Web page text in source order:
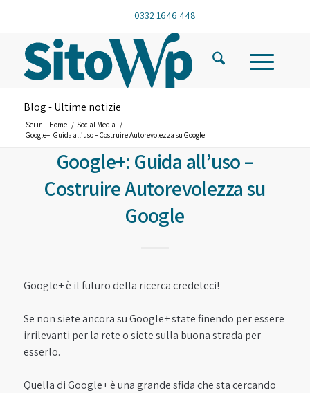
0332 1646 448
Blog - Ultime notizie
Sei in: Home / Social Media /
Google+: Guida all’uso – Costruire Autorevolezza su Google
Google+: Guida all’uso –
Costruire Autorevolezza su
Google
Google+ è il futuro della ricerca credeteci!
Se non siete ancora su Google+ state finendo per essere
irrilevanti per la rete o siete sulla buona strada per
esserlo.
Quella di Google+ è una grande sfida che sta cercando